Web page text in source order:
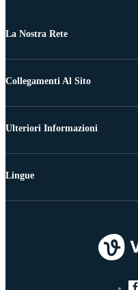
La Nostra Rete
Collegamenti Al Sito
Ulteriori Informazioni
Lingue